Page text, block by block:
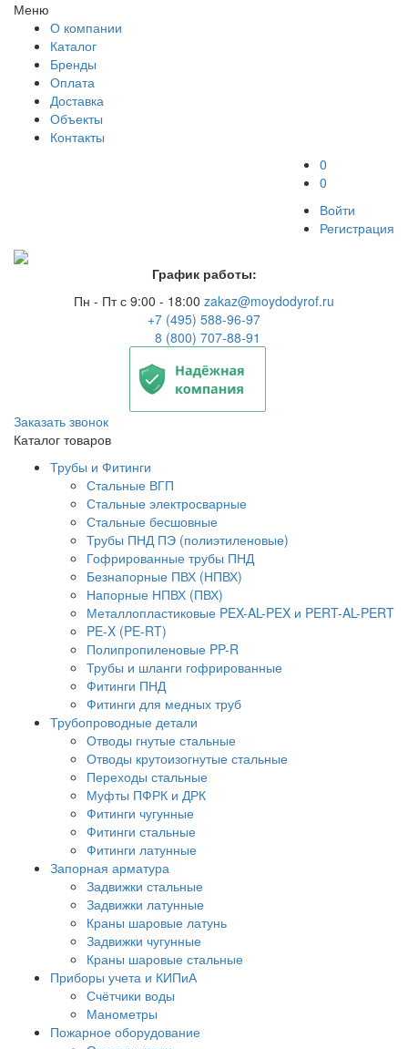
Меню
О компании
Каталог
Бренды
Оплата
Доставка
Объекты
Контакты
0
0
Войти
Регистрация
График работы:
Пн - Пт с 9:00 - 18:00 zakaz@moydodyrof.ru
+7 (495) 588-96-97
8 (800) 707-88-91
Заказать звонок
Каталог товаров
Трубы и Фитинги
Стальные ВГП
Стальные электросварные
Стальные бесшовные
Трубы ПНД ПЭ (полиэтиленовые)
Гофрированные трубы ПНД
Безнапорные ПВХ (НПВХ)
Напорные НПВХ (ПВХ)
Металлопластиковые PEX-AL-PEX и PERT-AL-PERT
PE-X (PE-RT)
Полипропиленовые PP-R
Трубы и шланги гофрированные
Фитинги ПНД
Фитинги для медных труб
Трубопроводные детали
Отводы гнутые стальные
Отводы крутоизогнутые стальные
Переходы стальные
Муфты ПФРК и ДРК
Фитинги чугунные
Фитинги стальные
Фитинги латунные
Запорная арматура
Задвижки стальные
Задвижки латунные
Краны шаровые латунь
Задвижки чугунные
Краны шаровые стальные
Приборы учета и КИПиА
Счётчики воды
Манометры
Пожарное оборудование